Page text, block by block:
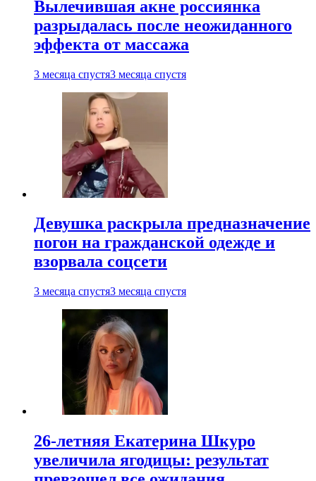
Вылечившая акне россиянка
разрыдалась после неожиданного
эффекта от массажа
3 месяца спустя3 месяца спустя
Девушка раскрыла предназначение
погон на гражданской одежде и
взорвала соцсети
3 месяца спустя3 месяца спустя
26-летняя Екатерина Шкуро
увеличила ягодицы: результат